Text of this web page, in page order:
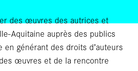
des œuvres des autrices et
Aquitaine auprès des publics
en générant des droits d’auteurs
œuvres et de la rencontre